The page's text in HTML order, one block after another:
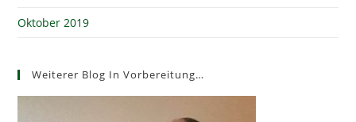
Oktober 2019
Weiterer Blog In Vorbereitung…